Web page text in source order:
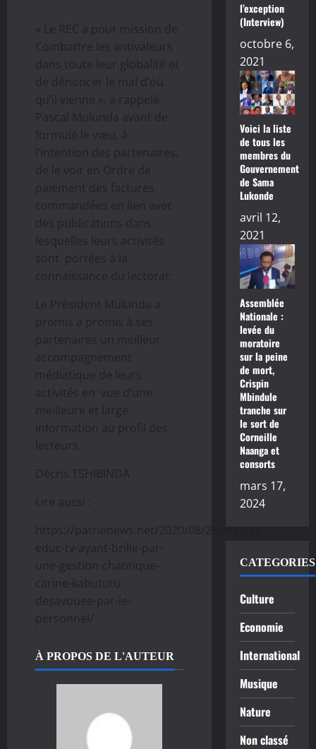
« Le REC a pour mission de
Combattre les antivaleurs
dans toute leur globalité et
de dénoncer le mal d’où
qu’il vienne », a rappelé
Pascal Mulunda avant de
formulé le vœu, à
l’intention des partenaires,
de le voir en Ordre de
paiement des factures
commandées en lien avec
des publications dans
lesquelles leurs activités
sont portées à la
connaissance du lectorat.
Le Président Mulunda a
promis a promis à ses
partenaires un meilleur
accompagnement
médiatique de leurs
activités en vue d’une
meilleure et large
information au profil des
lecteurs.
Décris TSHIBINDA
Lire aussi :
https://patrienews.net/2020/08/28/medias-
educ-tv-ayant-brille-par-
une-gestion-chaotique-
carine-kabututu-
desavouee-par-le-
personnel/
À PROPOS DE L'AUTEUR
l’exception
(Interview)
octobre 6,
2021
Voici la liste
de tous les
membres du
Gouvernement
de Sama
Lukonde
avril 12,
2021
Assemblée
Nationale :
levée du
moratoire
sur la peine
de mort,
Crispin
Mbindule
tranche sur
le sort de
Corneille
Naanga et
consorts
mars 17,
2024
CATEGORIES
Culture
Economie
International
Musique
Nature
Non classé